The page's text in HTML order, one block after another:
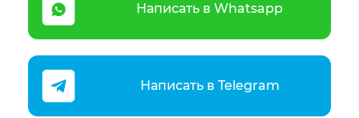
Написать в Whatsapp
Написать в Telegram